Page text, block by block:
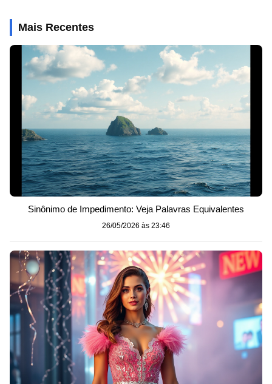
Mais Recentes
Sinônimo de Impedimento: Veja Palavras Equivalentes
26/05/2026 às 23:46